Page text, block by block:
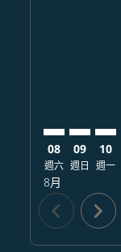
08
週六
8月
09
週日
10
週一
chevron_left chevron_right